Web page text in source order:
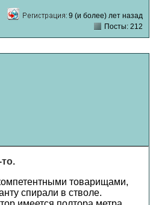
9 (и более) лет назад
Посты: 212
товарищами,
спирали в стволе.